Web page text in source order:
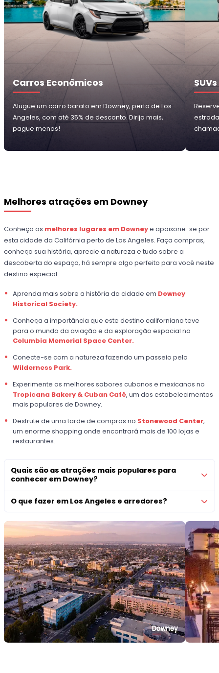
Carros Econômicos
Alugue um carro barato em Downey, perto de Los
Angeles, com até 35% de desconto. Dirija mais,
pague menos!
SUVs
Melhores atrações em Downey
Conheça os melhores lugares em Downeye apaixone-se por
esta cidade da Califórnia perto de Los Angeles. Faça compras,
conheça sua história, aprecie a natureza e tudo sobre a
descoberta do espaço, há sempre algo perfeito para você neste
destino especial.
Aprenda mais sobre a história da cidade em Downey
Historical Society.
Conheça a importância que este destino californiano teve
para o mundo da aviação e da exploração espacial no
Columbia Memorial Space Center.
Conecte-se com a natureza fazendo um passeio pelo
Wilderness Park.
Experimente os melhores sabores cubanos e mexicanos no
Tropicana Bakery & Cuban Café, um dos estabelecimentos
mais populares de Downey.
Desfrute de uma tarde de compras no Stonewood Center,
um enorme shopping onde encontrará mais de 100 lojas e
restaurantes.
Quais são as atrações mais populares para
conhecer em Downey?
O que fazer em Los Angeles e arredores?